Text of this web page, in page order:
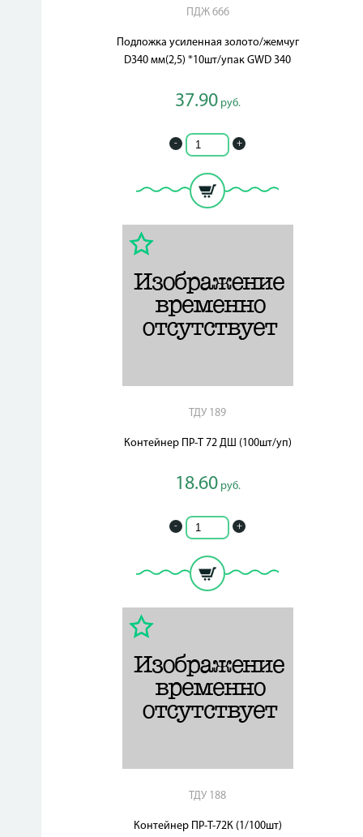
ПДЖ 666
Подложка усиленная золото/жемчуг
D340 мм(2,5) *10шт/упак GWD 340
37.90руб.
- +
ТДУ 189
Контейнер ПР-Т 72 ДШ (100шт/уп)
18.60руб.
- +
ТДУ 188
Контейнер ПР-Т-72К (1/100шт)